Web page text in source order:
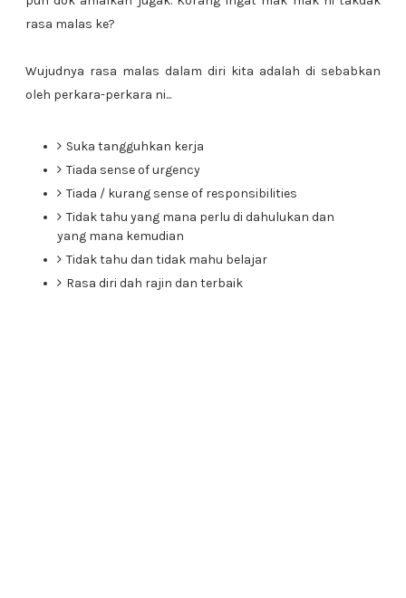
rasa malas ke?
Wujudnya rasa malas dalam diri kita adalah di sebabkan
oleh perkara-perkara ni...
Suka tangguhkan kerja
Tiada sense of urgency
Tiada / kurang sense of responsibilities
Tidak tahu yang mana perlu di dahulukan dan
yang mana kemudian
Tidak tahu dan tidak mahu belajar
Rasa diri dah rajin dan terbaik